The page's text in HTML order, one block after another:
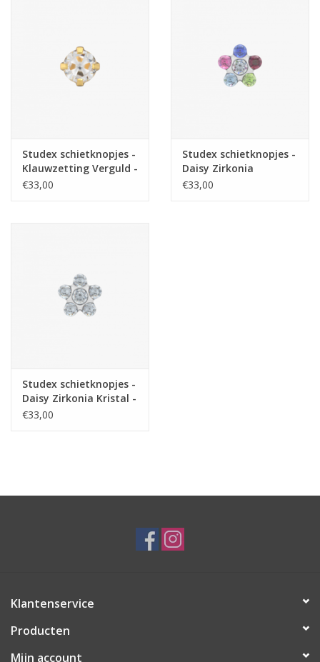
Studex schietknopjes -
Klauwzetting Verguld -
Zirkonia 4 mm - 7521-
€33,00
Studex schietknopjes -
Daisy Zirkonia
Regenboog - 7512-
€33,00
Studex schietknopjes -
Daisy Zirkonia Kristal -
7512-6004 (154)
€33,00
Klantenservice
Producten
Mijn account